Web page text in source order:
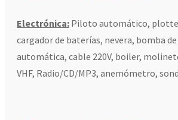
Electrónica: Piloto automático,
cargador de baterías, nevera, bomba de
automática, cable 220V, boiler,
VHF, Radio/CD/MP3, anemómetro,